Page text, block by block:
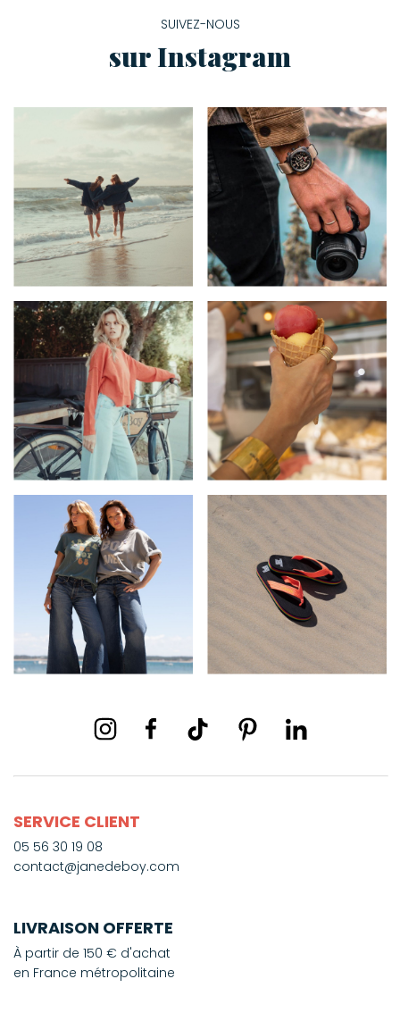
SUIVEZ-NOUS
sur Instagram
SERVICE CLIENT
05 56 30 19 08
contact@janedeboy.com
LIVRAISON OFFERTE
À partir de 150 € d'achat
en France métropolitaine